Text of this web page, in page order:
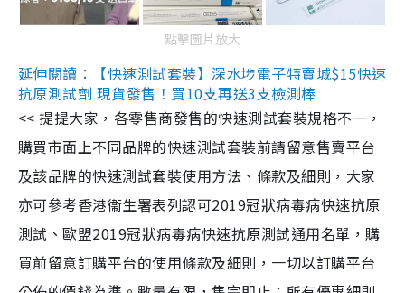
點擊圖片放大
延伸閱讀：【快速測試套裝】深水埗電子特賣城$15快速
抗原測試劑 現貨發售！買10支再送3支檢測棒
<< 提提大家，各零售商發售的快速測試套裝規格不一，
購買市面上不同品牌的快速測試套裝前請留意售賣平台
及該品牌的快速測試套裝使用方法、條款及細則，大家
亦可參考香港衞生署表列認可2019冠狀病毒病快速抗原
測試、歐盟2019冠狀病毒病快速抗原測試通用名單，購
買前留意訂購平台的使用條款及細則，一切以訂購平台